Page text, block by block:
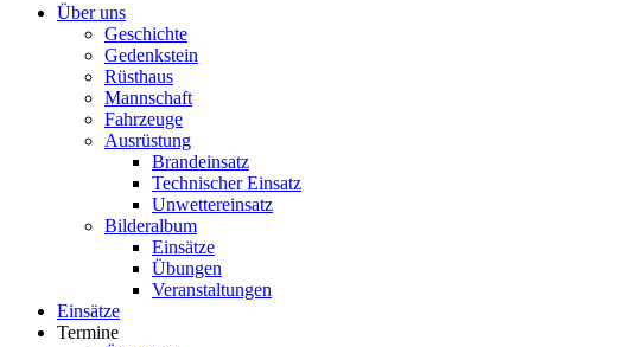
Über uns
Geschichte
Gedenkstein
Rüsthaus
Mannschaft
Fahrzeuge
Ausrüstung
Brandeinsatz
Technischer Einsatz
Unwettereinsatz
Bilderalbum
Einsätze
Übungen
Veranstaltungen
Einsätze
Termine